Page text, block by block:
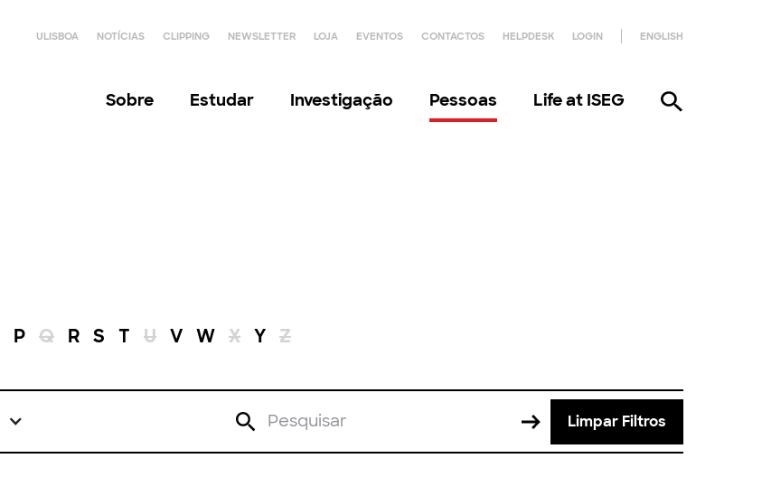
ULISBOA NOTÍCIAS CLIPPING NEWSLETTER LOJA EVENTOS CONTACTOS HELPDESK LOGIN ENGLISH
Sobre Estudar Investigação Pessoas Life at ISEG
P Q R S T U V W X Y Z
Limpar Filtros